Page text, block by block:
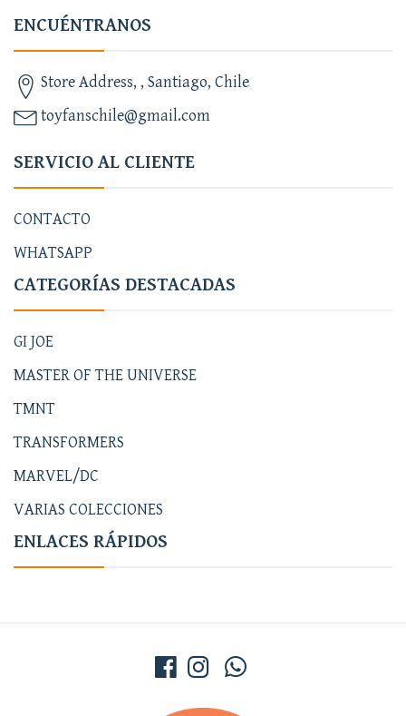
ENCUÉNTRANOS
Store Address, , Santiago, Chile
toyfanschile@gmail.com
SERVICIO AL CLIENTE
CONTACTO
WHATSAPP
CATEGORÍAS DESTACADAS
GI JOE
MASTER OF THE UNIVERSE
TMNT
TRANSFORMERS
MARVEL/DC
VARIAS COLECCIONES
ENLACES RÁPIDOS